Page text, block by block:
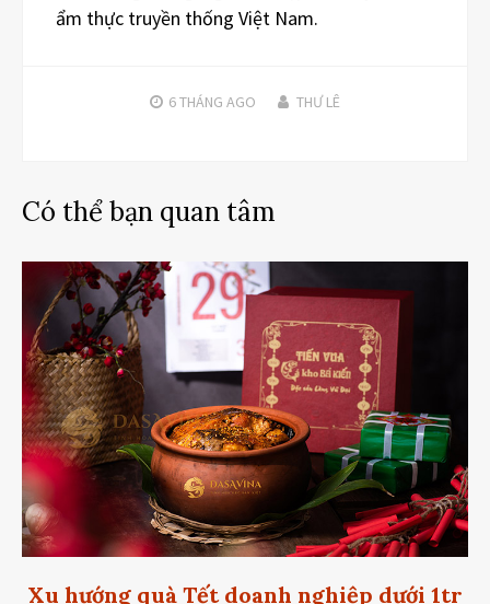
ẩm thực truyền thống Việt Nam.
6 THÁNG AGO THƯ LÊ
Có thể bạn quan tâm
Xu hướng quà Tết doanh nghiệp dưới 1tr